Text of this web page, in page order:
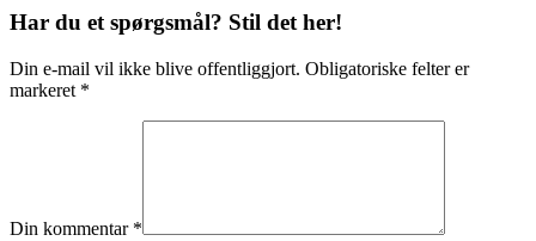
Har du et spørgsmål? Stil det her!
Din e-mail vil ikke blive offentliggjort. Obligatoriske felter er
markeret *
Din kommentar *